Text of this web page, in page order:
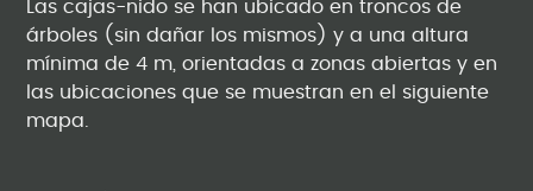
Las cajas-nido se han ubicado en troncos de
árboles (sin dañar los mismos) y a una altura
mínima de 4 m, orientadas a zonas abiertas y en
las ubicaciones que se muestran en el siguiente
mapa.